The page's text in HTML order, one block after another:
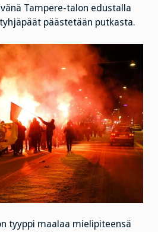
Tampere-talon edustalla
päästetään putkasta.
tyyppi maalaa mielipiteensä